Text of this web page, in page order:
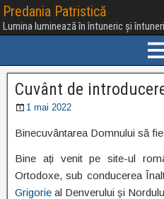
Predania Patristică
Lumina luminează în întuneric și
Cuvânt de
1 mai 2022
Binecuvântarea Domnului să
Bine ați venit pe site-ul
Ortodoxe, sub conducerea
Grigorie al Denverului și